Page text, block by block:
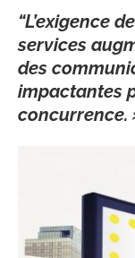
“L’exigence
services
des
impactantes
concurrence.